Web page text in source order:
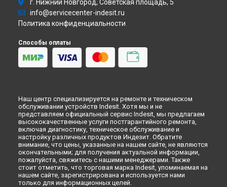
Ремонт микроволновой печи MWI 222.2 X Indesit в
Ремонт микроволновой печи MWI 222.2 X Indesit в
Ульяновске
Ремонт микроволновой печи MWI 222.2 X Indesit в
Оренбурге
Ремонт микроволновой печи MWI 222.2 X Indesit в
Ремонт микроволновой печи MWI 222.2 X Indesit в
Ремонт микроволновой печи MWI 222.2 X Indesit в
Астрахани
Ремонт микроволновой печи MWI 222.2 X Indesit в
Набережных Челнах
Ремонт микроволновой печи MWI 222.2 X Indesit вЛипецке
г. Нижний Новгород, Советская площадь, 5
info@servicecenter-indesit.ru
Политика конфиденциальности
Способы оплаты
Наш центр специализируется на ремонте и техническом
обслуживании устройств Indesit. Хотя мы и не
представляем официальный сервис Indesit, мы предлагаем
высококачественные услуги постгарантийного ремонта,
включая диагностику, техническое обслуживание и
настройку различных продуктов Индезит. Обратите
внимание, что цены, указанные на нашем сайте, не являются
окончательными; для получения актуальной информации,
пожалуйста, свяжитесь с нашими менеджерами. Также
стоит отметить, что торговая марка Indesit, упоминаемая на
нашем сайте, зарегистрирована и используется нами
только для информационных целей.